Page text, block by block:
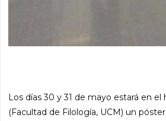
Los días 30 y 31 de mayo estará en el
(Facultad de Filología, UCM) un